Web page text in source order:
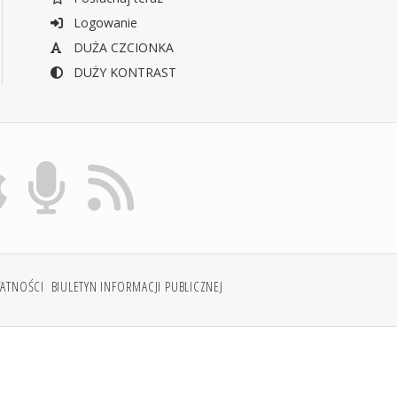
Logowanie
DUŻA CZCIONKA
DUŻY KONTRAST
BIULETYN INFORMACJI PUBLICZNEJ